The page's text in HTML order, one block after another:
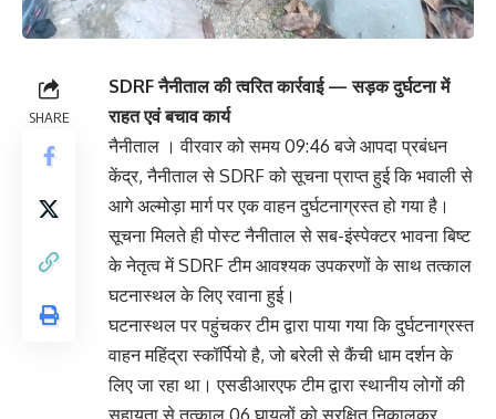
SHARE
SDRF नैनीताल की त्वरित कार्रवाई — सड़क दुर्घटना में
राहत एवं बचाव कार्य
नैनीताल । वीरवार को समय 09:46 बजे आपदा प्रबंधन
केंद्र, नैनीताल से SDRF को सूचना प्राप्त हुई कि भवाली से
आगे अल्मोड़ा मार्ग पर एक वाहन दुर्घटनाग्रस्त हो गया है।
सूचना मिलते ही पोस्ट नैनीताल से सब-इंस्पेक्टर भावना बिष्ट
के नेतृत्व में SDRF टीम आवश्यक उपकरणों के साथ तत्काल
घटनास्थल के लिए रवाना हुई।
घटनास्थल पर पहुंचकर टीम द्वारा पाया गया कि दुर्घटनाग्रस्त
वाहन महिंद्रा स्कॉर्पियो है, जो बरेली से कैंची धाम दर्शन के
लिए जा रहा था। एसडीआरएफ टीम द्वारा स्थानीय लोगों की